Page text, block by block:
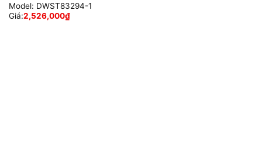
Model: DWST83294-1
Giá:2,526,000₫